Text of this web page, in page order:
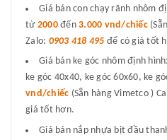
Giá bán con chạy rãnh nhôm
từ 2000đến 3.000 vnd/chiếc
Zalo: 0903 418 495 để có giá tốt
Giá bán ke góc nhôm định
ke góc 40x40, ke góc 60x60, ke
vnd/chiếc (Sẵn hàng Vimetco )
giá tốt hơn.
Giá bán nắp nhựa bịt đầu